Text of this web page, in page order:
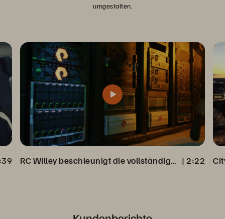
umgestalten.
RC Willey beschleunigt die vollständige Datenwiederherstellung aus Veeam Backup | 2:22